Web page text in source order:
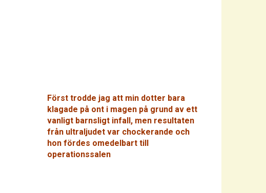
Först trodde jag att min dotter bara
klagade på ont i magen på grund av ett
vanligt barnsligt infall, men resultaten
från ultraljudet var chockerande och
hon fördes omedelbart till
operationssalen